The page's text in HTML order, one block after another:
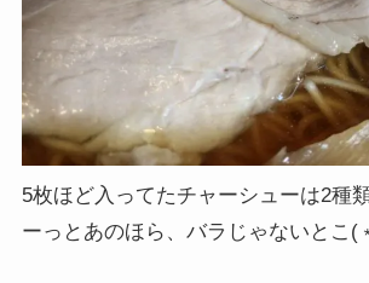
5枚ほど入ってたチャーシューは2種
ーっとあのほら、バラじゃないとこ